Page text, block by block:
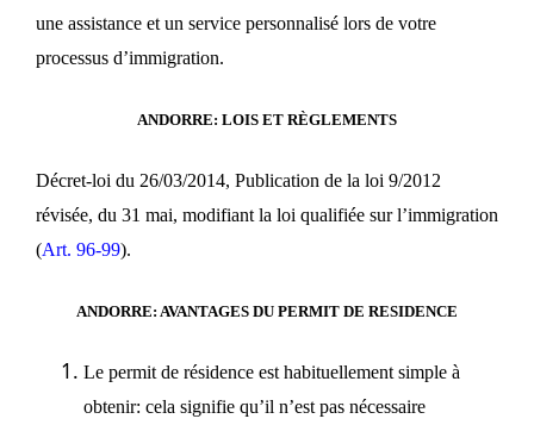
une assistance et un service personnalisé lors de votre
processus d’immigration.
ANDORRE: LOIS ET RÈGLEMENTS
Décret-loi du 26/03/2014, Publication de la loi 9/2012
révisée, du 31 mai, modifiant la loi qualifiée sur l’immigration
(Art. 96-99).
ANDORRE: AVANTAGES DU PERMIT DE RESIDENCE
Le permit de résidence est habituellement simple à
obtenir: cela signifie qu’il n’est pas nécessaire